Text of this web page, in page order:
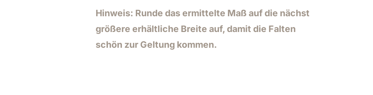
Hinweis: Runde das ermittelte Maß auf die nächst
größere erhältliche Breite auf, damit die Falten
schön zur Geltung kommen.